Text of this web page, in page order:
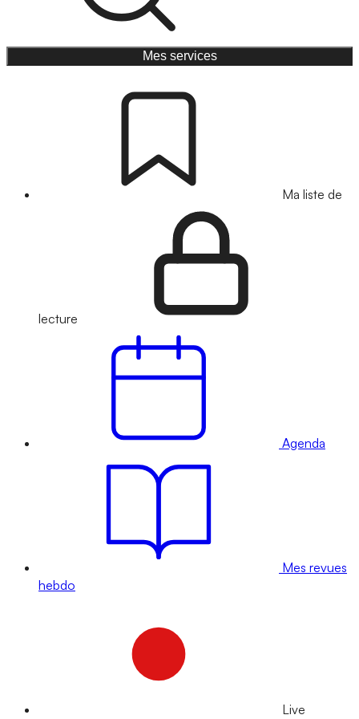
Mes services
Ma liste de
lecture
Agenda
Mes revues
hebdo
Live